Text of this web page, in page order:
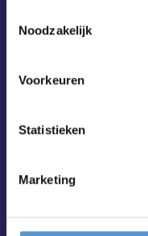
Noodzakelijk
Voorkeuren
Statistieken
Marketing